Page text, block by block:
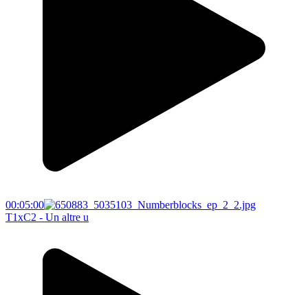
00:05:00
T1xC2 - Un altre u